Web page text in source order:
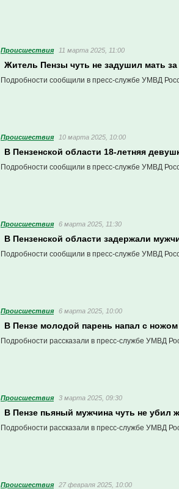
Проиcшествия 11 марта 2025, 11:00
Житель Пензы чуть не задушил мать за
Подробности сообщили в пресс-службе УМВД
Проиcшествия 10 марта 2025, 10:00
В Пензенской области 18-летняя
Подробности сообщили в пресс-службе УМВД
Проиcшествия 6 марта 2025, 11:30
В Пензенской области задержали
Подробности сообщили в пресс-службе УМВД
Проиcшествия 6 марта 2025, 10:00
В Пензе молодой парень напал с
Подробности рассказали в пресс-службе УМВД
Проиcшествия 3 марта 2025, 09:30
В Пензе пьяный мужчина чуть не убил
Подробности рассказали в пресс-службе УМВД
Проиcшествия 27 февраля 2025, 10:00